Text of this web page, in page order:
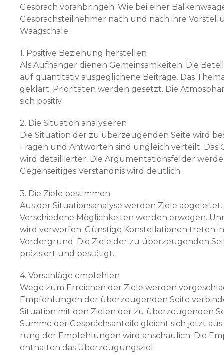
Gespräch voranbringen. Wie bei einer
Gesprächsteilnehmer nach und nach ihre
Waagschale.
1. Positive Beziehung herstellen
Als Aufhänger dienen Gemeinsamkeiten. Die
auf quantitativ ausgeglichene Beiträge. Das
geklärt. Prioritäten werden gesetzt. Die
sich positiv.
2. Die Situation analysieren
Die Situation der zu überzeugenden Seite wird
Fragen und Antworten sind ungleich verteilt. Das
wird detaillierter. Die Argumentationsfelder
Gegenseitiges Verständnis wird deutlich.
3. Die Ziele bestimmen
Aus der Situationsanalyse werden Ziele abgeleitet.
Verschiedene Möglichkeiten werden erwogen.
wird verworfen. Günstige Konstellationen treten
Vordergrund. Die Ziele der zu überzeugenden
präzisiert und bestätigt.
4. Vorschläge empfehlen
Wege zum Erreichen der Ziele werden
Empfehlungen der überzeugenden Seite
Situation mit den Zielen der zu überzeugen­den
Summe der Gesprächsanteile gleicht sich jetzt
rung der Empfehlungen wird anschaulich. Die
enthalten das Überzeugungsziel.